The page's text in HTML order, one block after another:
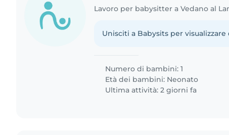
Lavoro per babysitter a Vedano al
Unisciti a Babysits per
Numero di bambini: 1
Età dei bambini: Neonato
Ultima attività: 2 giorni fa